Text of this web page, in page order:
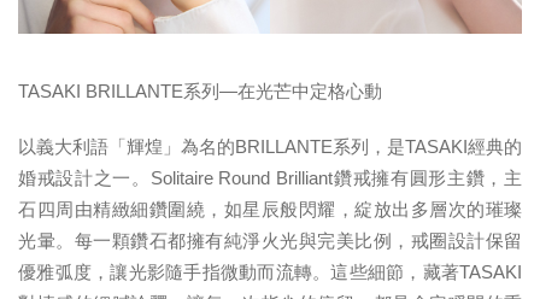
TASAKI BRILLANTE系列 —在光芒中定格心動
以義大利語「輝煌」為名的BRILLANTE系列，是TASAKI經典的
婚戒設計之一。Solitaire Round Brilliant鑽戒擁有圓形主鑽，主
石四周由精緻細鑽圍繞，如星辰般閃耀，綻放出多層次的璀璨
光暈。每一顆鑽石都擁有純淨火光與完美比例，戒圈設計保留
優雅弧度，讓光影隨手指微動而流轉。這些細節，藏著TASAKI